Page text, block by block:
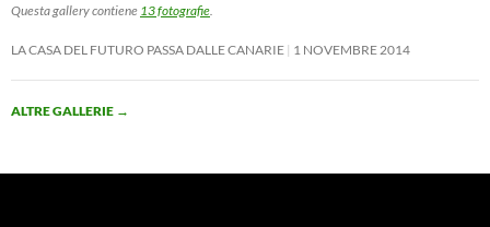
Questa gallery contiene 13 fotografie
LA CASA DEL FUTURO PASSA DALLE CANARIE 1 NOVEMBRE 2014
ALTRE GALLERIE →